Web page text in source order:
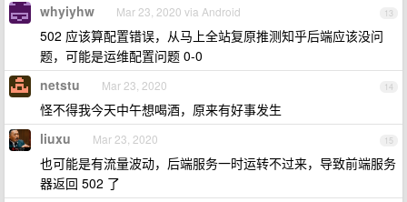
13
whyiyhw Mar 23, 2020 via Android
502 应该算配置错误，从马上全站复原推测知乎后端应该没问
题，可能是运维配置问题 0-0
14
netstu Mar 23, 2020
怪不得我今天中午想喝酒，原来有好事发生
15
liuxu Mar 23, 2020
也可能是有流量波动，后端服务一时运转不过来，导致前端服务
器返回 502 了